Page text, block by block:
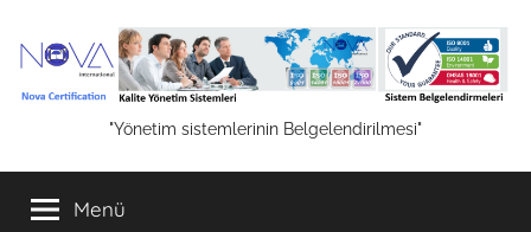
atla
NOVA
Belgelendirme
"Yönetim sistemlerinin Belgelendirilmesi"
Menü